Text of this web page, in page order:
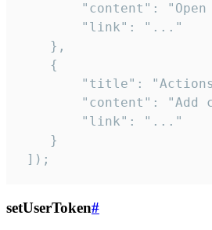
"content":
        "link": "..."
    },
    {
"title":
"content": "Add
        "link": "..."
    }
]);
setUserToken#